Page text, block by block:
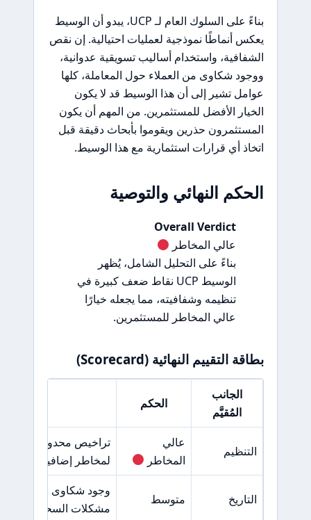
بناءً على السلوك العام لـ UCP، يبدو أن الوسيط
يعكس أنماطًا نموذجية لعمليات احتيالية. إن نقص
الشفافية، واستخدام أساليب تسويقية عدوانية،
ووجود شكاوى من العملاء حول المعاملة، كلها
عوامل تشير إلى أن هذا الوسيط قد لا يكون
الخيار الأفضل للمستثمرين. من المهم أن يكون
المستثمرون حذرين ويقوموا بأبحاث دقيقة قبل
اتخاذ أي قرارات استثمارية مع هذا الوسيط.
الحكم النهائي والتوصية
Overall Verdict
عالي المخاطر
بناءً على التحليل الشامل، يُظهر
الوسيط UCP نقاط ضعف كبيرة في
تنظيمه وشفافيته، مما يجعله خيارًا
عالي المخاطر للمستثمرين.
بطاقة التقييم النهائية (Scorecard)
الجانب
المُقيَّم
الحكم
التنظيم
عالي
المخاطر
تراخيص محدودة ووجود
لمخاطر إضافية.
التاريخ متوسط
وجود شكاوى متكررة
مشكلات السحب.